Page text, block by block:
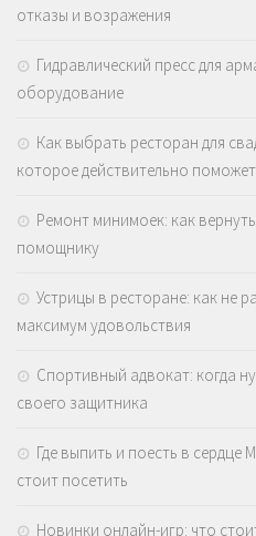
отказы и возражения
Гидравлический пресс для
оборудование
Как выбрать ресторан для
которое действительно поможет
Ремонт минимоек: как
помощнику
Устрицы в ресторане: как не
максимум удовольствия
Спортивный адвокат: когда
своего защитника
Где выпить и поесть в
стоит посетить
Новинки онлайн-игр: что